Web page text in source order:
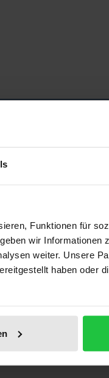
Funktionen für
wir Informationen
weiter. Unsere
haben oder